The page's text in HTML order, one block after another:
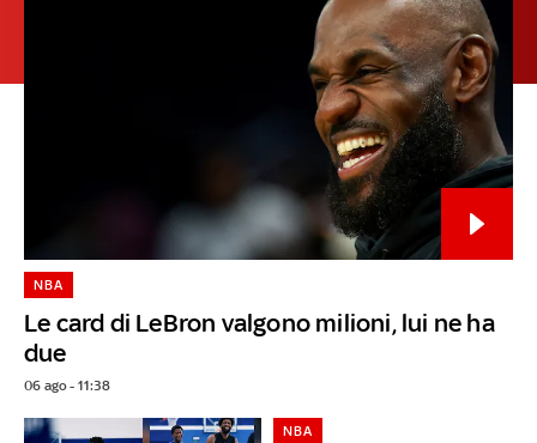
Le card di LeBron valgono milioni, lui ne ha
due
NBA
06 ago - 11:38
NBA